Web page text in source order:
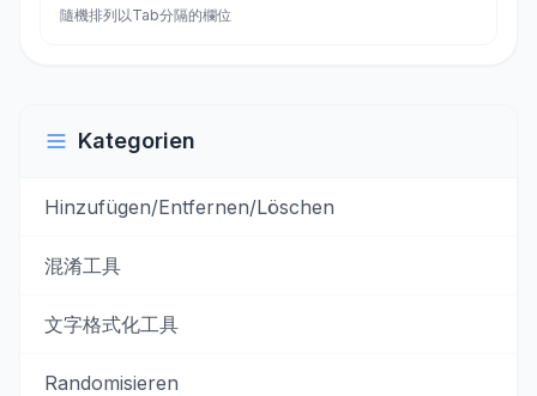
隨機排列以Tab分隔的欄位
Kategorien
Hinzufügen/Entfernen/Löschen
混淆工具
文字格式化工具
Randomisieren